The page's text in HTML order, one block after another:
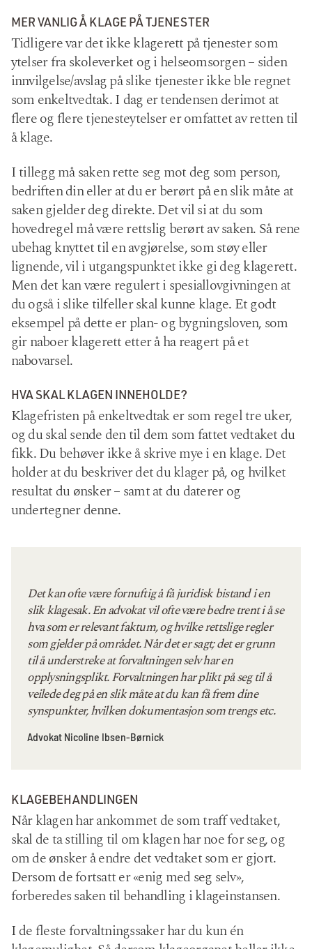
MER VANLIG Å KLAGE PÅ TJENESTER
Tidligere var det ikke klagerett på tjenester som
ytelser fra skoleverket og i helseomsorgen – siden
innvilgelse/avslag på slike tjenester ikke ble regnet
som enkeltvedtak. I dag er tendensen derimot at
flere og flere tjenesteytelser er omfattet av retten til
å klage.
I tillegg må saken rette seg mot deg som person,
bedriften din eller at du er berørt på en slik måte at
saken gjelder deg direkte. Det vil si at du som
hovedregel må være rettslig berørt av saken. Så rene
ubehag knyttet til en avgjørelse, som støy eller
lignende, vil i utgangspunktet ikke gi deg klagerett.
Men det kan være regulert i spesiallovgivningen at
du også i slike tilfeller skal kunne klage. Et godt
eksempel på dette er plan- og bygningsloven, som
gir naboer klagerett etter å ha reagert på et
nabovarsel.
HVA SKAL KLAGEN INNEHOLDE?
Klagefristen på enkeltvedtak er som regel tre uker,
og du skal sende den til dem som fattet vedtaket du
fikk. Du behøver ikke å skrive mye i en klage. Det
holder at du beskriver det du klager på, og hvilket
resultat du ønsker – samt at du daterer og
undertegner denne.
Det kan ofte være fornuftig å få juridisk bistand i en
slik klagesak. En advokat vil ofte være bedre trent i å se
hva som er relevant faktum, og hvilke rettslige regler
som gjelder på området. Når det er sagt; det er grunn
til å understreke at forvaltningen selv har en
opplysningsplikt. Forvaltningen har plikt på seg til å
veilede deg på en slik måte at du kan få frem dine
synspunkter, hvilken dokumentasjon som trengs etc.
Advokat Nicoline Ibsen-Børnick
KLAGEBEHANDLINGEN
Når klagen har ankommet de som traff vedtaket,
skal de ta stilling til om klagen har noe for seg, og
om de ønsker å endre det vedtaket som er gjort.
Dersom de fortsatt er «enig med seg selv»,
forberedes saken til behandling i klageinstansen.
I de fleste forvaltningssaker har du kun én